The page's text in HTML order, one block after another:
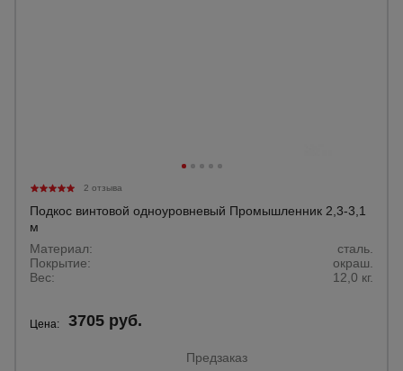
2 отзыва
Подкос винтовой одноуровневый Промышленник 2,3-3,1
м
Материал:
сталь.
Покрытие:
окраш.
Вес:
12,0 кг.
Цена: 3705 руб.
Предзаказ